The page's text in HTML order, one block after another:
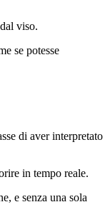
viso.
se potesse
di aver interpretato
in tempo reale.
e senza una sola